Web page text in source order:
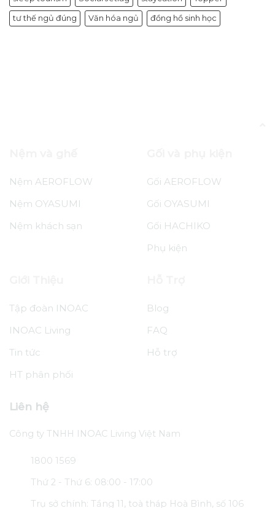
tư thế ngủ đúng Văn hóa ngủ đồng hồ sinh học
Nệm AEROFLOW
Nệm OYASUMI
Nệm khách sạn
Gối AEROFLOW
Gối OYASUMI
Gối HACHIKO
Phụ kiện
Tập đoàn INOAC
INOAC Living
Tin tức
HT phân phối
Blog
FAQ
Hỗ trợ
Liên hệ
Công ty TNHH INOAC Living Việt Nam
1800 1569
Thứ 2 - Thứ 6: 08:00 - 17:00
Trụ sở chính: Tầng 11, toà tháp Hoà Bình, số 106